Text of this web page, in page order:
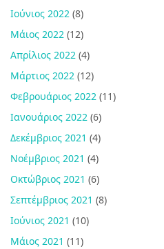
Ιούνιος 2022 (8)
Μάιος 2022 (12)
Απρίλιος 2022 (4)
Μάρτιος 2022 (12)
Φεβρουάριος 2022 (11)
Ιανουάριος 2022 (6)
Δεκέμβριος 2021 (4)
Νοέμβριος 2021 (4)
Οκτώβριος 2021 (6)
Σεπτέμβριος 2021 (8)
Ιούνιος 2021 (10)
Μάιος 2021 (11)